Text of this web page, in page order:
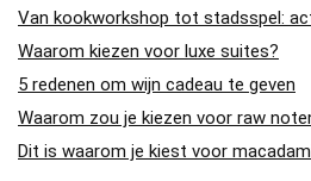
Van kookworkshop tot stadsspel:
Waarom kiezen voor luxe suites?
5 redenen om wijn cadeau te geven
Waarom zou je kiezen voor raw
Dit is waarom je kiest voor